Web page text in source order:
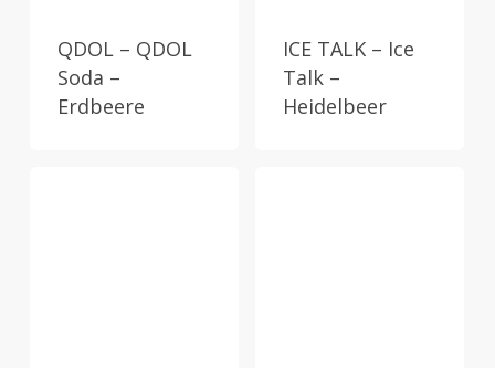
QDOL – QDOL
Soda –
Erdbeere
ICE TALK – Ice
Talk –
Heidelbeer